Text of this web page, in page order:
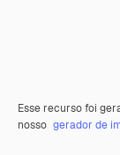
Esse recurso foi
nosso gerador de